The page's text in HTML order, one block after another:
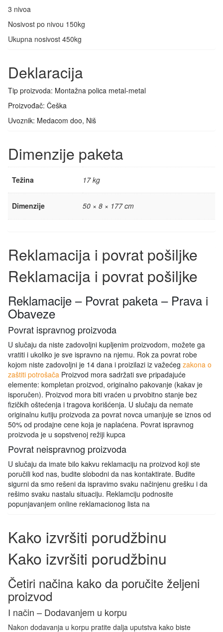
3 nivoa
Nosivost po nivou 150kg
Ukupna nosivost 450kg
Deklaracija
Tip proizvoda: Montažna polica metal-metal
Proizvođač: Češka
Uvoznik: Medacom doo, Niš
Dimenzije paketa
Težina 17 kg
Dimenzije 50 × 8 × 177 cm
Reklamacija i povrat pošiljke
Reklamacija i povrat pošiljke
Reklamacije – Povrat paketa – Prava i
Obaveze
Povrat ispravnog proizvoda
U slučaju da niste zadovoljni kupljenim proizvodom, možete ga
vratiti i ukoliko je sve ispravno na njemu. Rok za povrat robe
kojom niste zadovoljni je 14 dana i proizilazi iz važećeg zakona o
zaštiti potrošača Proizvod mora sadržati sve pripadajuće
elemente: kompletan proizvod, originalno pakovanje (kakav je
isporučen). Proizvod mora biti vraćen u prvobitno stanje bez
fizičkih oštećenja i tragova korišćenja. U slučaju da nemate
originalnu kutiju proizvoda za povrat novca umanjuje se iznos od
50% od prodajne cene koja je naplaćena. Povrat ispravnog
proizvoda je u sopstvenoj režiji kupca
Povrat neispravnog proizvoda
U slučaju da imate bilo kakvu reklamaciju na proizvod koji ste
poručili kod nas, budite slobodni da nas kontaktirate. Budite
sigurni da smo rešeni da ispravimo svaku načinjenu grešku i da
rešimo svaku nastalu situaciju. Reklamciju podnosite
popunjavanjem online reklamacionog lista na
Kako izvršiti porudžbinu
Kako izvršiti porudžbinu
Četiri načina kako da poručite željeni
proizvod
I način – Dodavanjem u korpu
Nakon dodavanja u korpu pratite dalja uputstva kako biste